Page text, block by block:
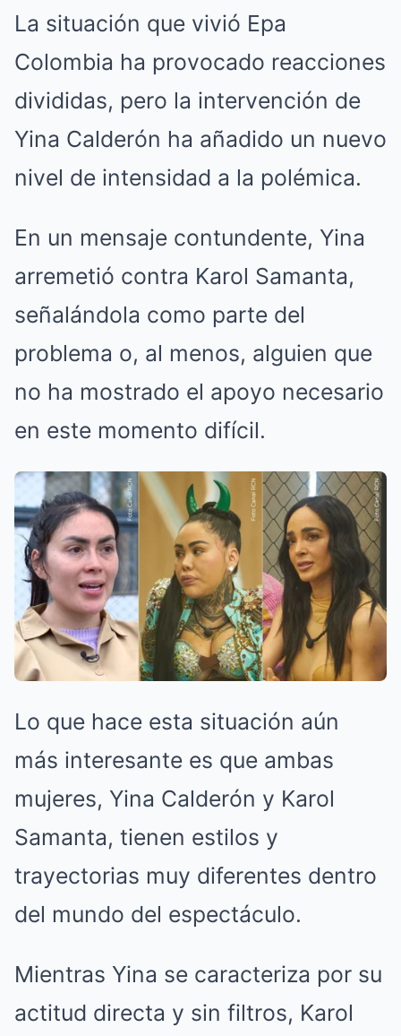
La situación que vivió Epa
Colombia ha provocado reacciones
divididas, pero la intervención de
Yina Calderón ha añadido un nuevo
nivel de intensidad a la polémica.
En un mensaje contundente, Yina
arremetió contra Karol Samanta,
señalándola como parte del
problema o, al menos, alguien que
no ha mostrado el apoyo necesario
en este momento difícil.
Lo que hace esta situación aún
más interesante es que ambas
mujeres, Yina Calderón y Karol
Samanta, tienen estilos y
trayectorias muy diferentes dentro
del mundo del espectáculo.
Mientras Yina se caracteriza por su
actitud directa y sin filtros, Karol